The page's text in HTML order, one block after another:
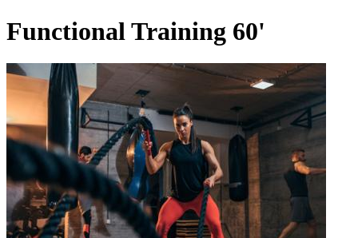
Functional Training 60'